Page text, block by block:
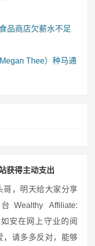
品商店欠薪水不足
Thee）种马通
获得主动支出
哥，明天给大家分享
Affiliate:
安在网上守业的阅
，请多多反对，能够